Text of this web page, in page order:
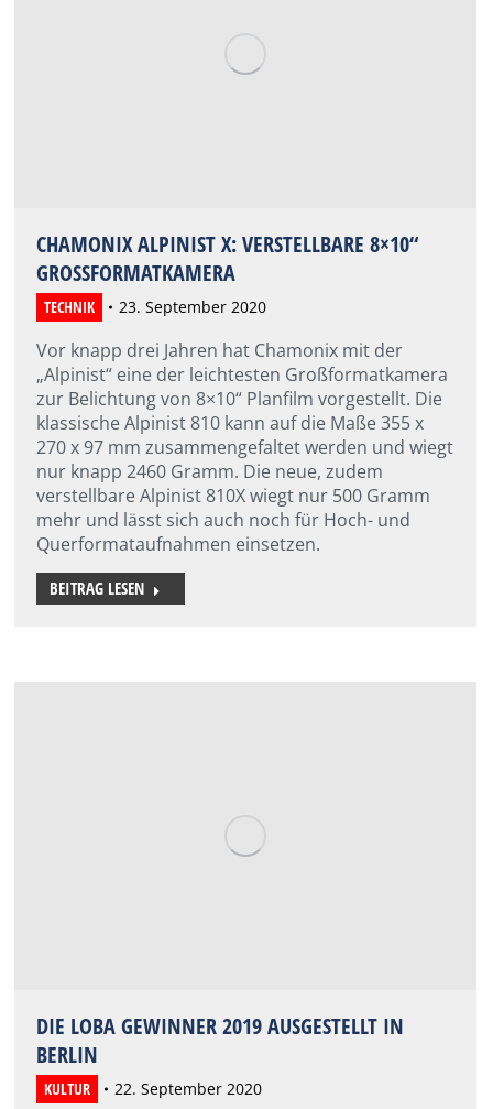
CHAMONIX ALPINIST X: VERSTELLBARE 8×10“
GROSSFORMATKAMERA
TECHNIK 23. September 2020
Vor knapp drei Jahren hat Chamonix mit der
„Alpinist“ eine der leichtesten Großformatkamera
zur Belichtung von 8×10“ Planfilm vorgestellt. Die
klassische Alpinist 810 kann auf die Maße 355 x
270 x 97 mm zusammengefaltet werden und wiegt
nur knapp 2460 Gramm. Die neue, zudem
verstellbare Alpinist 810X wiegt nur 500 Gramm
mehr und lässt sich auch noch für Hoch- und
Querformataufnahmen einsetzen.
BEITRAG LESEN
DIE LOBA GEWINNER 2019 AUSGESTELLT IN
BERLIN
KULTUR 22. September 2020